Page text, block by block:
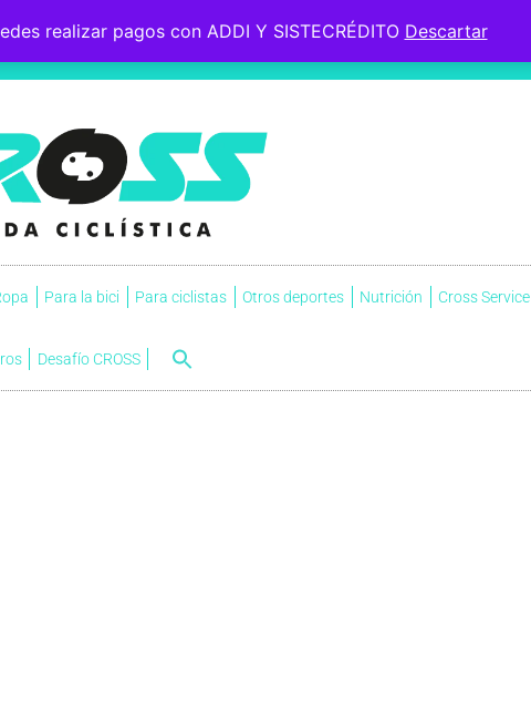
realizar pagos con ADDI Y SISTECRÉDITO Descartar
la
Para la bici Para ciclistas Otros deportes Nutrición Cross Service
Desafío CROSS